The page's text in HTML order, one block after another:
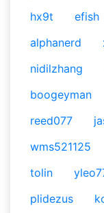
hx9t
efish
alphanerd
nidilzhang
boogeyman
reed077
wms521125
tolin
plidezus